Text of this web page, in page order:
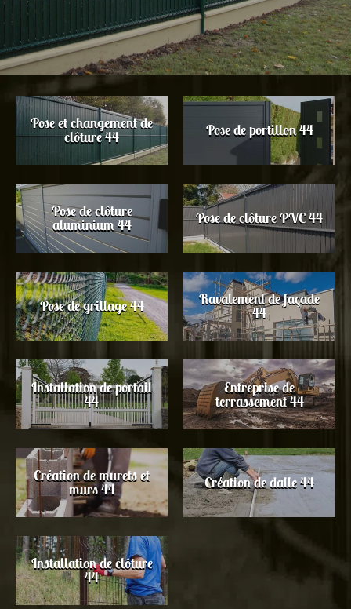
Pose et changement de
clôture 44 Pose de portillon 44
Pose de clôture
aluminium 44 Pose de clôture PVC 44
Pose de grillage 44 Ravalement de façade
44
Installation de portail
44
Entreprise de
terrassement 44
Création de murets et
murs 44 Création de dalle 44
Installation de clôture
44